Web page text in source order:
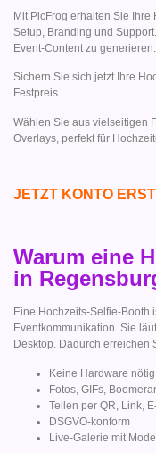
Mit PicFrog erhalten Sie
Setup, Branding und
Event-Content zu generieren.
Sichern Sie sich jetzt Ihre
Festpreis.
Wählen Sie aus vielseitigen
Overlays, perfekt für
JETZT KONTO
Warum eine
in
Eine Hochzeits-Selfie-Booth
Eventkommunikation. Sie
Desktop. Dadurch erreichen
Keine Hardware nötig
Fotos, GIFs,
Teilen per QR, Link,
DSGVO-konform
Live-Galerie mit